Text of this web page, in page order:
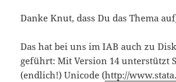
Danke Knut, dass Du das Thema
Das hat bei uns im IAB auch zu
geführt: Mit Version 14 unterstützt
(endlich!) Unicode (http://